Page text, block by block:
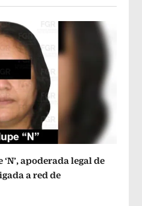
apoderada legal de
a red de